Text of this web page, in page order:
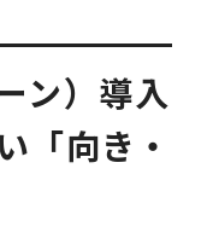
ン）導入
「向き・